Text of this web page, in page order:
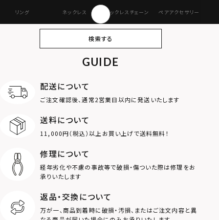
リング ネックレス ネックレスチェーン ペアアクセサリー
オンラインストア
ギフトボックス
MOTIF
ダブルリング
ロゴ
クラウン
検索する
GUIDE
配送について
ご注文確認後、通常2営業日以内に発送いたします
送料について
11,000円（税込）以上お買い上げで送料無料！
修理について
経年劣化や不慮の事故等で破損・傷ついた際は修理をお
承りいたします
返品・交換について
万が一、商品到着時に破損・汚損、またはご注文内容と異